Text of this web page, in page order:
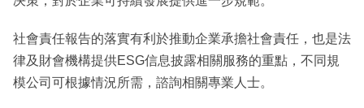
社會責任報告的落實有利於推動企業承擔社會責任，也是法
律及財會機構提供ESG信息披露相關服務的重點，不同規
模公司可根據情況所需，諮詢相關專業人士。